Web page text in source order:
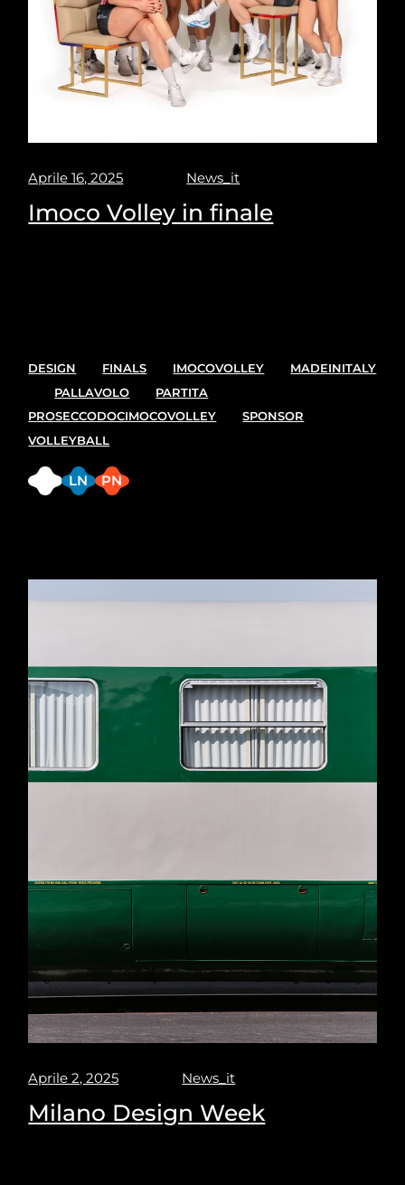
Aprile 16, 2025 News_it
Imoco Volley in finale
DESIGN FINALS IMOCOVOLLEY
MADEINITALY
PALLAVOLO
PARTITA
PROSECCODOCIMOCOVOLLEY
SPONSOR
VOLLEYBALL
FB LN PN
Aprile 2, 2025 News_it
Milano Design Week